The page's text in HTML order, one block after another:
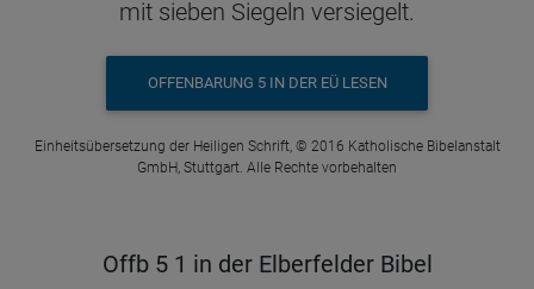
mit sieben Siegeln versiegelt.
OFFENBARUNG 5 IN DER EÜ LESEN
Einheitsübersetzung der Heiligen Schrift, © 2016 Katholische Bibelanstalt
GmbH, Stuttgart. Alle Rechte vorbehalten
Offb 5 1 in der Elberfelder Bibel